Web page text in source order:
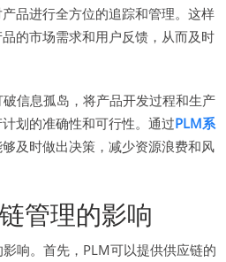
品进行全方位的追踪和管理。这样
的市场需求和用户反馈，从而及时
信息孤岛，将产品开发过程和生产
划的准确性和可行性。通过PLM系
及时做出决策，减少资源浪费和风
管理的影响
响。首先，PLM可以提供供应链的